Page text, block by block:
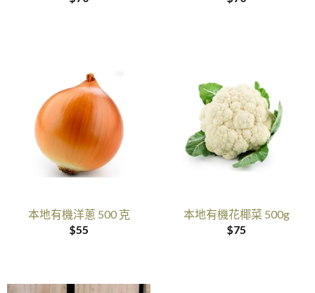
本地有機洋蔥 500 克
$55
本地有機花椰菜 500g
$75